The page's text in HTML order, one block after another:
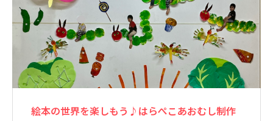
絵本の世界を楽しもう♪はらぺこあおむし制作